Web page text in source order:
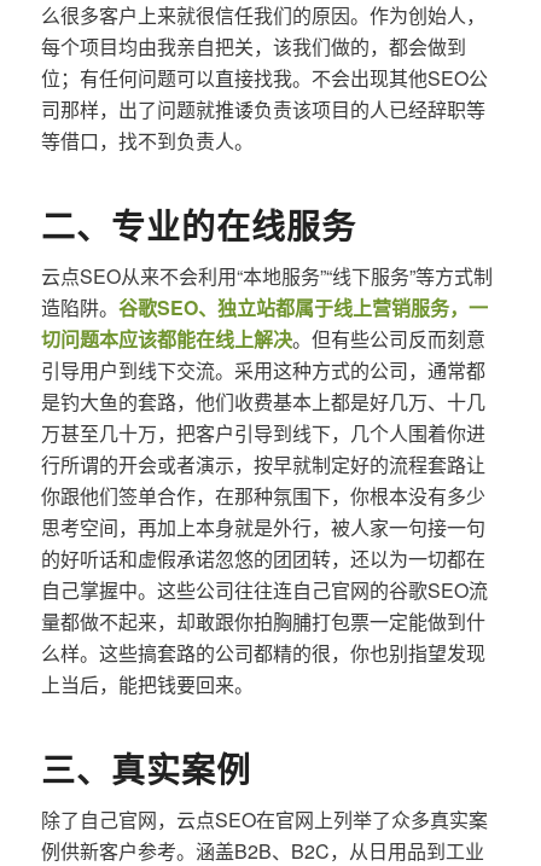
么很多客户上来就很信任我们的原因。作为创始人，
每个项目均由我亲自把关，该我们做的，都会做到
位；有任何问题可以直接找我。不会出现其他SEO公
司那样，出了问题就推诿负责该项目的人已经辞职等
等借口，找不到负责人。
二、专业的在线服务
云点SEO从来不会利用“本地服务”“线下服务”等方式制
造陷阱。 谷歌SEO、独立站都属于线上营销服务，一
切问题本应该都能在线上解决。但有些公司反而刻意
引导用户到线下交流。采用这种方式的公司，通常都
是钓大鱼的套路，他们收费基本上都是好几万、十几
万甚至几十万，把客户引导到线下，几个人围着你进
行所谓的开会或者演示，按早就制定好的流程套路让
你跟他们签单合作，在那种氛围下，你根本没有多少
思考空间，再加上本身就是外行，被人家一句接一句
的好听话和虚假承诺忽悠的团团转，还以为一切都在
自己掌握中。这些公司往往连自己官网的谷歌SEO流
量都做不起来，却敢跟你拍胸脯打包票一定能做到什
么样。这些搞套路的公司都精的很，你也别指望发现
上当后，能把钱要回来。
三、真实案例
除了自己官网，云点SEO在官网上列举了众多真实案
例供新客户参考。涵盖B2B、B2C，从日用品到工业